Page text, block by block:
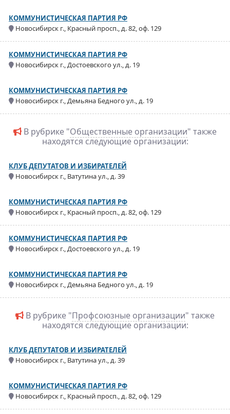
КОММУНИСТИЧЕСКАЯ ПАРТИЯ РФ
Новосибирск г., Красный просп., д. 82, оф. 129
КОММУНИСТИЧЕСКАЯ ПАРТИЯ РФ
Новосибирск г., Достоевского ул., д. 19
КОММУНИСТИЧЕСКАЯ ПАРТИЯ РФ
Новосибирск г., Демьяна Бедного ул., д. 19
В рубрике "Общественные организации" также
находятся следующие организации:
КЛУБ ДЕПУТАТОВ И ИЗБИРАТЕЛЕЙ
Новосибирск г., Ватутина ул., д. 39
КОММУНИСТИЧЕСКАЯ ПАРТИЯ РФ
Новосибирск г., Красный просп., д. 82, оф. 129
КОММУНИСТИЧЕСКАЯ ПАРТИЯ РФ
Новосибирск г., Достоевского ул., д. 19
КОММУНИСТИЧЕСКАЯ ПАРТИЯ РФ
Новосибирск г., Демьяна Бедного ул., д. 19
В рубрике "Профсоюзные организации" также
находятся следующие организации:
КЛУБ ДЕПУТАТОВ И ИЗБИРАТЕЛЕЙ
Новосибирск г., Ватутина ул., д. 39
КОММУНИСТИЧЕСКАЯ ПАРТИЯ РФ
Новосибирск г., Красный просп., д. 82, оф. 129